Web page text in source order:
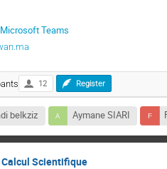
Teams
12 Register
belkziz Aymane SIARI
Scientifique